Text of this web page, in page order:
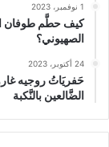
1 نوفمبر، 2023
كيف حطَّم طوفان
الصهيوني؟
24 أكتوبر، 2023
حَفريَاتُ روجيه
الضَّالعين بالنَّكبة